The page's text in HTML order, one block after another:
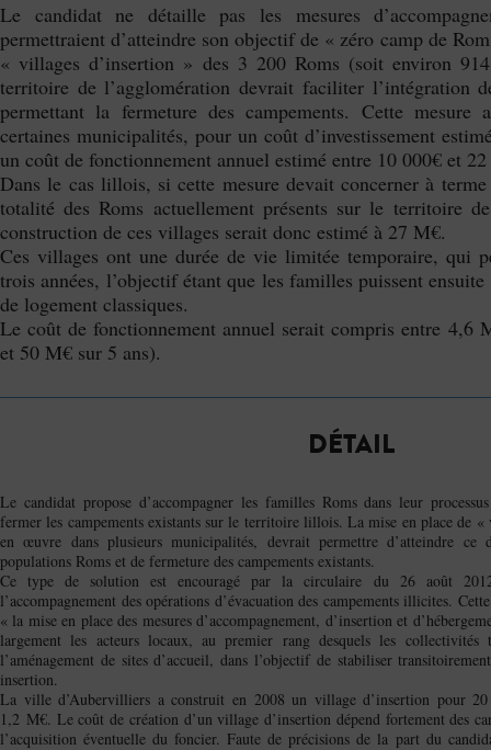
Le candidat ne détaille pas les mesures
permettraient d’atteindre son objectif de « zéro camp de
« villages d’insertion » des 3 200 Roms (soit environ
territoire de l’agglomération devrait faciliter l’intégration
permettant la fermeture des campements. Cette
certaines municipalités, pour un coût d’investissement
un coût de fonctionnement annuel estimé entre 10 000€ et
Dans le cas lillois, si cette mesure devait concerner à
totalité des Roms actuellement présents sur le territoire
construction de ces villages serait donc estimé à 27 M€.
Ces villages ont une durée de vie limitée temporaire, qui
trois années, l’objectif étant que les familles puissent
de logement classiques.
Le coût de fonctionnement annuel serait compris entre
et 50 M€ sur 5 ans).
DÉTAIL
Le candidat propose d’accompagner les familles Roms dans leur
fermer les campements existants sur le territoire lillois. La mise en place de «
en œuvre dans plusieurs municipalités, devrait permettre d’atteindre ce
populations Roms et de fermeture des campements existants.
Ce type de solution est encouragé par la circulaire du 26 août
l’accompagnement des opérations d’évacuation des campements illicites.
« la mise en place des mesures d’accompagnement, d’insertion et
largement les acteurs locaux, au premier rang desquels les
l’aménagement de sites d’accueil, dans l’objectif de stabiliser
insertion.
La ville d’Aubervilliers a construit en 2008 un village d’insertion pour
1,2 M€. Le coût de création d’un village d’insertion dépend fortement des
l’acquisition éventuelle du foncier. Faute de précisions de la part du